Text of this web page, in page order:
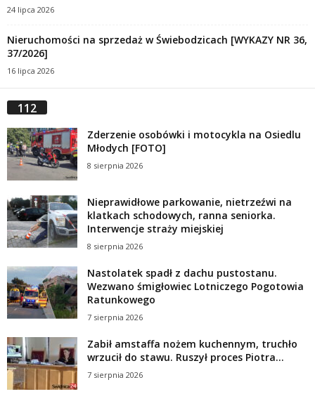
24 lipca 2026
Nieruchomości na sprzedaż w Świebodzicach [WYKAZY NR 36,
37/2026]
16 lipca 2026
112
Zderzenie osobówki i motocykla na Osiedlu
Młodych [FOTO]
8 sierpnia 2026
Nieprawidłowe parkowanie, nietrzeźwi na
klatkach schodowych, ranna seniorka.
Interwencje straży miejskiej
8 sierpnia 2026
Nastolatek spadł z dachu pustostanu.
Wezwano śmigłowiec Lotniczego Pogotowia
Ratunkowego
7 sierpnia 2026
Zabił amstaffa nożem kuchennym, truchło
wrzucił do stawu. Ruszył proces Piotra...
7 sierpnia 2026